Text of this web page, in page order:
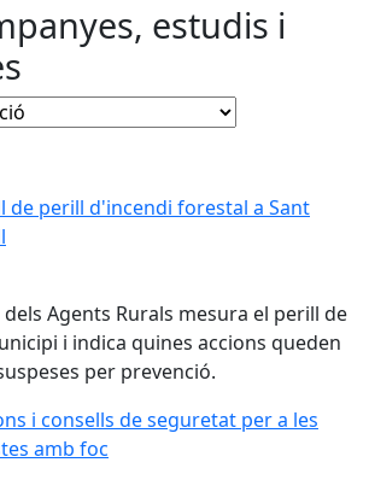
estudis i
de perill d'incendi forestal a Sant
de perill d'incendi forestal a Sant
Agents Rurals mesura el perill de
i indica quines accions queden
per prevenció.
i consells de seguretat per a les
i consells de seguretat per a les
amb foc